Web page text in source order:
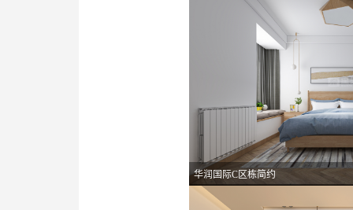
华润国际C区栋简约